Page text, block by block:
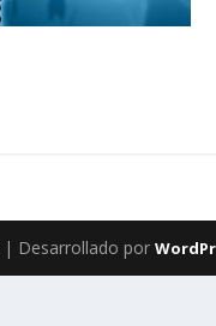
| Desarrollado por